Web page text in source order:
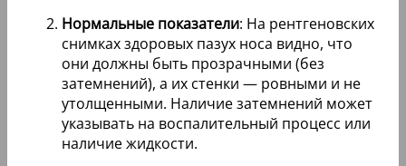
Нормальные показатели: На рентгеновских
снимках здоровых пазух носа видно, что
они должны быть прозрачными (без
затемнений), а их стенки — ровными и не
утолщенными. Наличие затемнений может
указывать на воспалительный процесс или
наличие жидкости.